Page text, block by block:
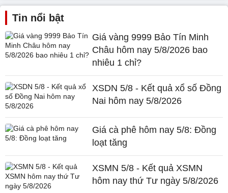
Tin nổi bật
Giá vàng 9999 Bảo Tín Minh
Châu hôm nay 5/8/2026 bao
nhiêu 1 chỉ?
XSDN 5/8 - Kết quả xổ số Đồng
Nai hôm nay 5/8/2026
Giá cà phê hôm nay 5/8: Đồng
loạt tăng
XSMN 5/8 - Kết quả XSMN
hôm nay thứ Tư ngày 5/8/2026